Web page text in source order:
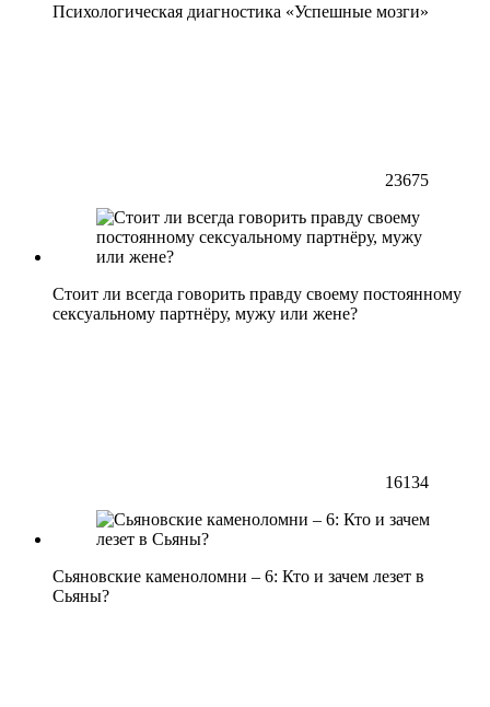
Психологическая диагностика «Успешные мозги»
23675
Стоит ли всегда говорить правду своему постоянному
сексуальному партнёру, мужу или жене?
16134
Сьяновские каменоломни – 6: Кто и зачем лезет в
Сьяны?